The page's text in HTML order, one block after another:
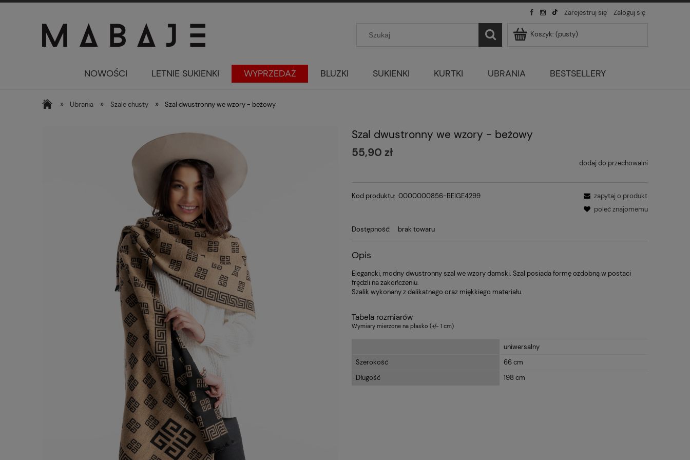
Zarejestruj się Zaloguj się
Koszyk: (pusty)
NOWOŚCI LETNIE SUKIENKI WYPRZEDAŻ BLUZKI SUKIENKI KURTKI UBRANIA BESTSELLERY
» Ubrania » Szale chusty » Szal dwustronny we wzory - beżowy
Szal dwustronny we wzory - beżowy
55,90 zł
dodaj do przechowalni
Kod produktu: 0000000856-BEIGE4299
zapytaj o produkt
poleć znajomemu
Dostępność: brak towaru
Opis
Elegancki, modny dwustronny szal we wzory damski. Szal posiada formę ozdobną w postaci
frędzli na zakończeniu.
Szalik wykonany z delikatnego oraz miękkiego materiału.
Tabela rozmiarów
Wymiary mierzone na płasko (+/- 1 cm)
uniwersalny
Szerokość
66 cm
Długość
198 cm